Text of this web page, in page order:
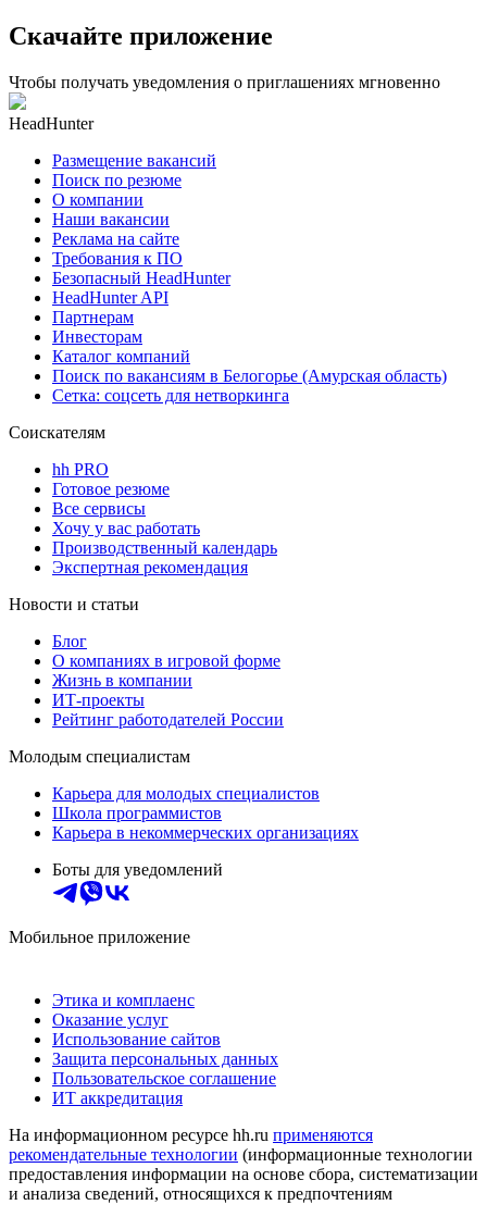
Скачайте приложение
Чтобы получать уведомления о приглашениях мгновенно
HeadHunter
Размещение вакансий
Поиск по резюме
О компании
Наши вакансии
Реклама на сайте
Требования к ПО
Безопасный HeadHunter
HeadHunter API
Партнерам
Инвесторам
Каталог компаний
Поиск по вакансиям в Белогорье (Амурская область)
Сетка: соцсеть для нетворкинга
Соискателям
hh PRO
Готовое резюме
Все сервисы
Хочу у вас работать
Производственный календарь
Экспертная рекомендация
Новости и статьи
Блог
О компаниях в игровой форме
Жизнь в компании
ИТ-проекты
Рейтинг работодателей России
Молодым специалистам
Карьера для молодых специалистов
Школа программистов
Карьера в некоммерческих организациях
Боты для уведомлений
Мобильное приложение
Этика и комплаенс
Оказание услуг
Использование сайтов
Защита персональных данных
Пользовательское соглашение
ИТ аккредитация
На информационном ресурсе hh.ru применяются
рекомендательные технологии (информационные технологии
предоставления информации на основе сбора, систематизации
и анализа сведений, относящихся к предпочтениям